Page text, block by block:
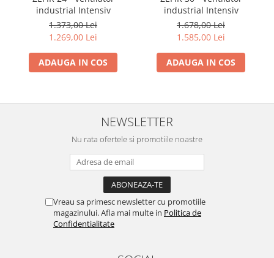
Motocoase
Motoferastraie
Suflante frunze
Atomizoare si pulverizatoare
Motoburghie
Solutii depozitare
Mobilier gradina
Set mobilier gradina
industrial Intensiv
1.373,00 Lei
1.269,00 Lei
ADAUGA IN COS
industrial Intensiv
1.678,00 Lei
1.585,00 Lei
ADAUGA IN COS
NEWSLETTER
Nu rata ofertele si promotiile noastre
Vreau sa primesc newsletter cu promotiile
magazinului. Afla mai multe in Politica de
Confidentialitate